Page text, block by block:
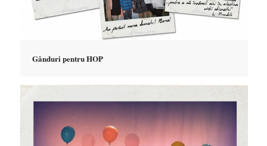
Gânduri pentru HOP